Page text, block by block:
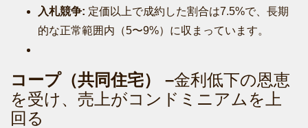
入札競争: 定価以上で成約した割合は7.5%で、長期
的な正常範囲内（5〜9%）に収まっています。
コープ（共同住宅） –金利低下の恩恵
を受け、売上がコンドミニアムを上
回る